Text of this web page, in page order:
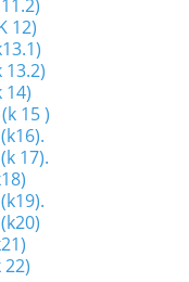
12)
15 )
17).